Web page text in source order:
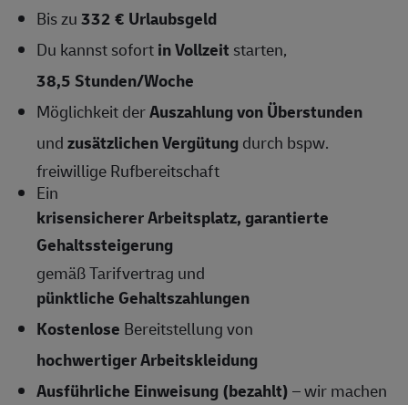
Bis zu332 € Urlaubsgeld
Du kannst sofortin Vollzeit starten,
38,5 Stunden/Woche
Möglichkeit derAuszahlung von Überstunden
undzusätzlichen Vergütungdurch bspw.
freiwillige Rufbereitschaft
Ein
krisensicherer Arbeitsplatz, garantierte
Gehaltssteigerung
gemäß Tarifvertrag und
pünktliche Gehaltszahlungen
Kostenlose Bereitstellung von
hochwertiger Arbeitskleidung
Ausführliche Einweisung (bezahlt)– wir machen